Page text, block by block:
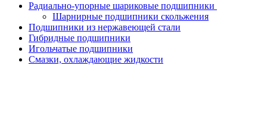
Радиально-упорные шариковые подшипники
Шарнирные подшипники скольжения
Подшипники из нержавеющей стали
Гибридные подшипники
Игольчатые подшипники
Смазки, охлаждающие жидкости